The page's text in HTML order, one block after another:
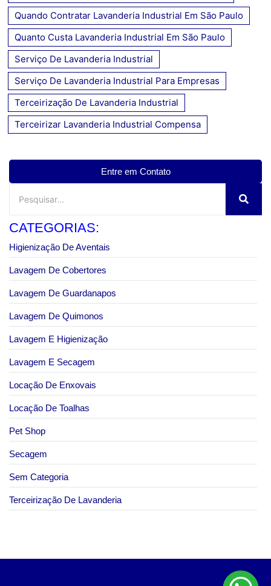
Quando Contratar Lavanderia Industrial Em São Paulo
Quanto Custa Lavanderia Industrial Em São Paulo
Serviço De Lavanderia Industrial
Serviço De Lavanderia Industrial Para Empresas
Terceirização De Lavanderia Industrial
Terceirizar Lavanderia Industrial Compensa
Entre em Contato
CATEGORIAS:
Higienização De Aventais
Lavagem De Cobertores
Lavagem De Guardanapos
Lavagem De Quimonos
Lavagem E Higienização
Lavagem E Secagem
Locação De Enxovais
Locação De Toalhas
Pet Shop
Secagem
Sem Categoria
Terceirização De Lavanderia